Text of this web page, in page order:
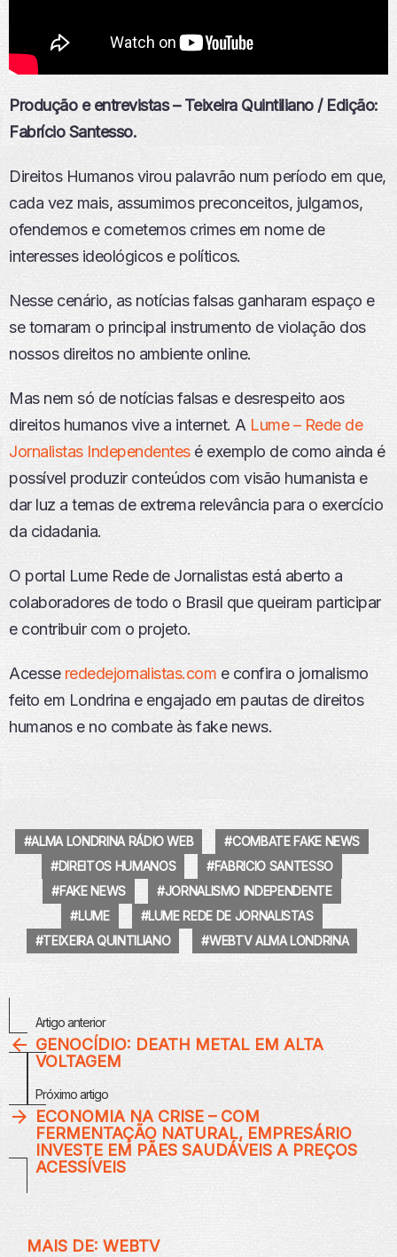
Produção e entrevistas – Teixeira Quintiliano / Edição:
Fabrício Santesso.
Direitos Humanos virou palavrão num período em que,
cada vez mais, assumimos preconceitos, julgamos,
ofendemos e cometemos crimes em nome de
interesses ideológicos e políticos.
Nesse cenário, as notícias falsas ganharam espaço e
se tornaram o principal instrumento de violação dos
nossos direitos no ambiente online.
Mas nem só de notícias falsas e desrespeito aos
direitos humanos vive a internet. A Lume – Rede de
Jornalistas Independentesé exemplo de como ainda é
possível produzir conteúdos com visão humanista e
dar luz a temas de extrema relevância para o exercício
da cidadania.
O portal Lume Rede de Jornalistas está aberto a
colaboradores de todo o Brasil que queiram participar
e contribuir com o projeto.
Acesse rededejornalistas.com e confira o jornalismo
feito em Londrina e engajado em pautas de direitos
humanos e no combate às fake news.
ALMA LONDRINA RÁDIO WEB
COMBATE FAKE NEWS
DIREITOS HUMANOS
FABRICIO SANTESSO
FAKE NEWS
JORNALISMO INDEPENDENTE
LUME
LUME REDE DE JORNALISTAS
TEIXEIRA QUINTILIANO
WEBTV ALMA LONDRINA
MaisArtigo anterior
GENOCÍDIO: DEATH METAL EM ALTA
VOLTAGEM
Próximo artigo
ECONOMIA NA CRISE – COM
FERMENTAÇÃO NATURAL, EMPRESÁRIO
INVESTE EM PÃES SAUDÁVEIS A PREÇOS
ACESSÍVEIS
MAIS DE: WEBTV